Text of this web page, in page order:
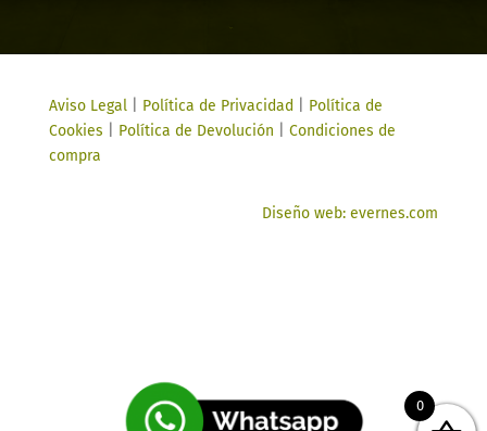
Aviso Legal| Política de Privacidad
Política de
Cookies
Política de Devolución
Condiciones de
compra
Diseño web: evernes.com
0